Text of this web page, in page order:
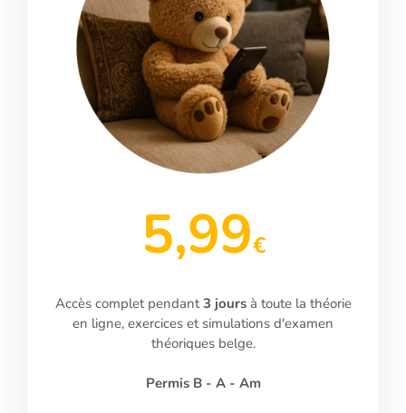
5,99€
Accès complet pendant3 joursà toute la théorie
en ligne, exercices et simulations d'examen
théoriques belge.
Permis B - A - Am